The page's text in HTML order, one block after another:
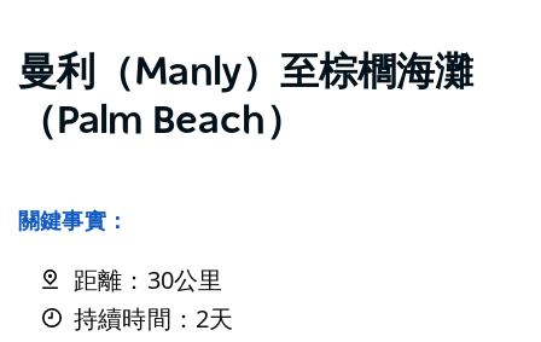
曼利（Manly）至棕櫚海灘
（Palm Beach）
關鍵事實：
距離：30公里
持續時間：2天